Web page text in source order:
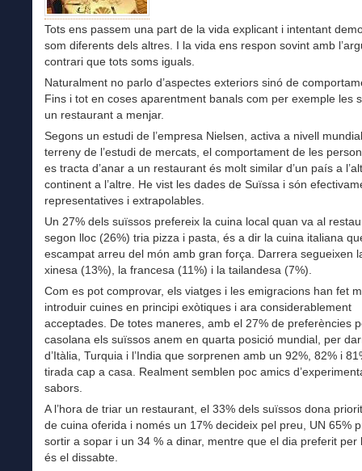
Tots ens passem una part de la vida explicant i intentant
som diferents dels altres. I la vida ens respon sovint amb
contrari que tots soms iguals.
Naturalment no parlo d’aspectes exteriors sinó de
Fins i tot en coses aparentment banals com per exemple les
un restaurant a menjar.
Segons un estudi de l’empresa Nielsen, activa a nivell
terreny de l’estudi de mercats, el comportament de les
es tracta d’anar a un restaurant és molt similar d’un país a
continent a l’altre. He vist les dades de Suïssa i són
representatives i extrapolables.
Un 27% dels suïssos prefereix la cuina local quan va al
segon lloc (26%) tria pizza i pasta, és a dir la cuina italiana
escampat arreu del món amb gran força. Darrera segueixen
xinesa (13%), la francesa (11%) i la tailandesa (7%).
Com es pot comprovar, els viatges i les emigracions han fet
introduir cuines en principi exòtiques i ara considerablement
acceptades. De totes maneres, amb el 27% de preferències
casolana els suïssos anem en quarta posició mundial, per
d’Itàlia, Turquia i l’India que sorprenen amb un 92%, 82% i
tirada cap a casa. Realment semblen poc amics
sabors.
A l’hora de triar un restaurant, el 33% dels suïssos dona
de cuina oferida i només un 17% decideix pel preu, UN 65%
sortir a sopar i un 34 % a dinar, mentre que el dia preferit per
és el dissabte.